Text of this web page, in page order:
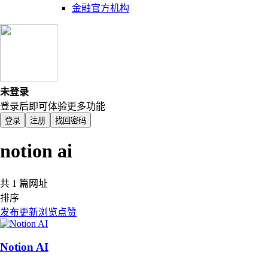
金融官方机构
未登录
登录后即可体验更多功能
登录 注册 找回密码
notion ai
共 1 篇网址
排序
发布更新浏览点赞
Notion AI